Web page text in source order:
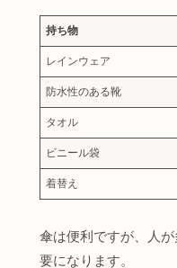
持ち物
レインウェア
防水性のある靴
タオル
ビニール袋
着替え
傘は便利ですが、人
要になります。